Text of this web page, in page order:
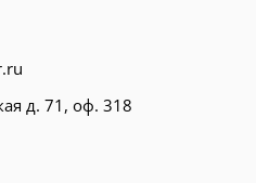
д. 71, оф. 318